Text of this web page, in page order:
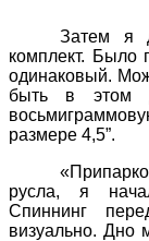
Затем я
комплект. Было
одинаковый.
быть в этом
размере 4,5”.
русла, я
Спиннинг
визуально. Дно